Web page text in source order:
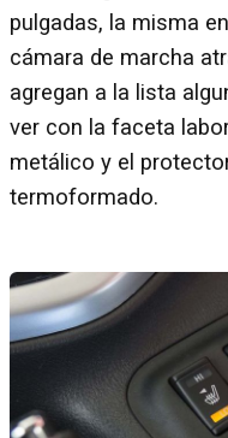
pulgadas, la misma
cámara de marcha
agregan a la lista
ver con la faceta
metálico y el
termoformado.